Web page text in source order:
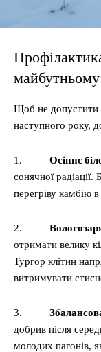
майбутньому
Щоб не допустити
наступного року,
1. Осіннє
сонячної радіації.
перегріву камбію в
2.
отримати велику
Тургор клітин
витримувати
3.
добрив після
молодих пагонів,